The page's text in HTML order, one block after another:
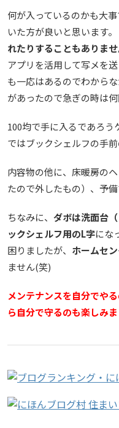
何が入っているのかも大
いた方が良いと思います
れたりすることもありま
アプリを活用して写メを
も一応はあるのでわから
があったので急ぎの時は
100均で手に入るであろう
ではブックシェルフの手
内容物の他に、床暖房の
たので外したもの）、予
ちなみに、 ダボは洗面台
ックシェルフ用のL字にな
困りましたが、 ホームセ
ません(笑)
メンテナンスを自分でや
ら自分で守るのも楽しみ